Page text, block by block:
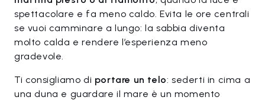
spettacolare e fa meno caldo. Evita le ore centrali
se vuoi camminare a lungo: la sabbia diventa
molto calda e rendere l’esperienza meno
gradevole.
Ti consigliamo di portare un telo: sederti in cima a
una duna e guardare il mare è un momento